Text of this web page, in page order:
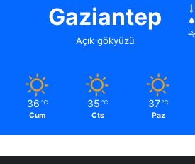
Gaziantep
Açık gökyüzü
36 ℃
Cum
35 ℃
Cts
37 ℃
Paz